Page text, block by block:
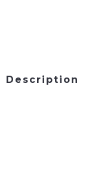
Description